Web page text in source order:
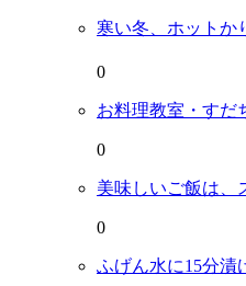
寒い冬、ホットか
0
お料理教室・すだ
0
美味しいご飯は、
0
ふげん水に15分漬